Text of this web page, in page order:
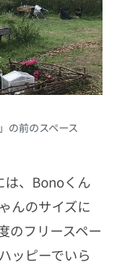
の前のスペース
、Bonoくん
んのサイズに
のフリースペー
ッピーでいら